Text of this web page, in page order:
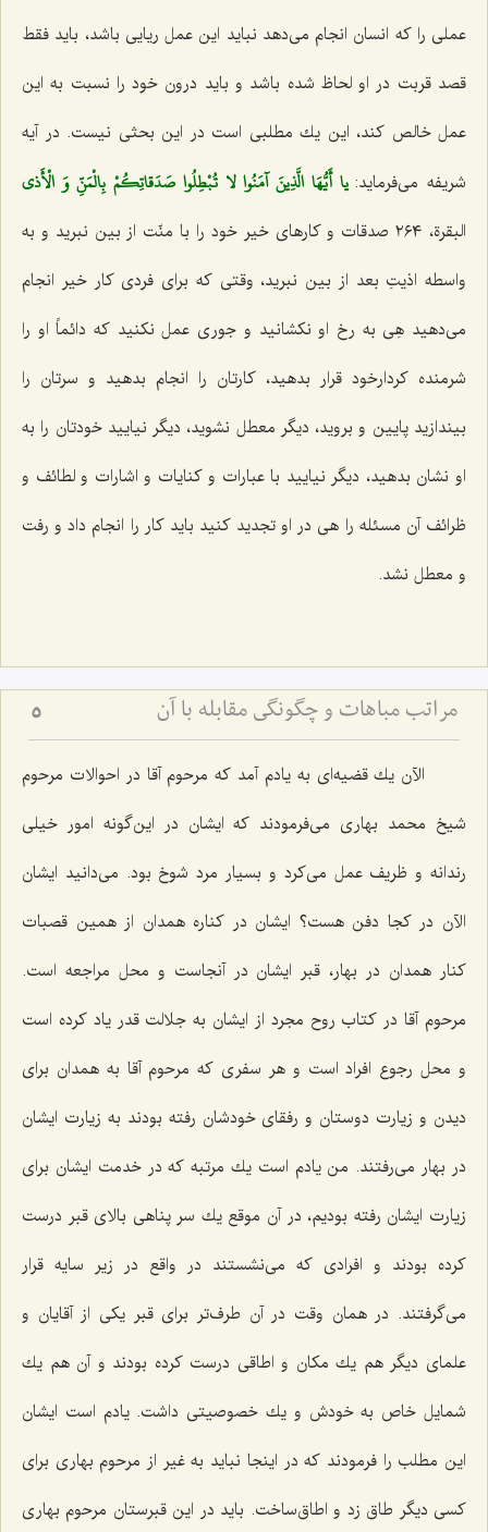
عملی را كه انسان انجام می‌دهد نباید این عمل ریایی باشد، باید فقط
قصد قربت در او لحاظ شده باشد و باید درون خود را نسبت به این
عمل خالص كند، این یك مطلبی است در این بحثی نیست. در آیه
شریفه می‌فرماید:يا أَيُّهَا الَّذِينَ آمَنُوا لا تُبْطِلُوا صَدَقاتِكُمْ بِالْمَنِّ وَ الْأَذى‌
البقرة، ٢٦٤ صدقات و كارهای خیر خود را با منّت از بین نبرید و به
واسطه اذیتِ بعد از بین نبرید، وقتی كه برای فردی كار خیر انجام
می‌دهید هِی به رخ او نكشانید و جوری عمل نكنید كه دائماً او را
شرمنده كردارخود قرار بدهید، كارتان را انجام بدهید و سرتان را
بیندازید پایین و بروید، دیگر معطل نشوید، دیگر نیایید خودتان را به
او نشان بدهید، دیگر نیایید با عبارات و كنایات و اشارات و لطائف و
ظرائف آن مسئله را هی در او تجدید كنید باید كار را انجام داد و رفت
و معطل نشد.
مراتب مباهات و چگونگى مقابله با آن‏ 5
الآن یك قضیه‌ای به یادم آمد كه مرحوم آقا در احوالات مرحوم
شیخ محمد بهاری می‌فرمودند كه ایشان در این‌گونه امور خیلی
رندانه و ظریف عمل می‌كرد و بسیار مرد شوخ بود. می‌دانید ایشان
الآن در كجا دفن هست؟ ایشان در كناره همدان از همین قصبات
كنار همدان در بهار، قبر ایشان در آنجاست و محل مراجعه است.
مرحوم آقا در كتاب روح مجرد از ایشان به جلالت قدر یاد كرده است
و محل رجوع افراد است و هر سفری كه مرحوم آقا به همدان برای
دیدن و زیارت دوستان و رفقای خودشان رفته بودند به زیارت ایشان
در بهار می‌رفتند. من یادم است یك مرتبه كه در خدمت ایشان برای
زیارت ایشان رفته بودیم، در آن موقع یك سر پناهی بالای قبر درست
كرده بودند و افرادی كه می‌نشستند در واقع در زیر سایه قرار
می‌گرفتند. در همان وقت در آن طرف‌تر برای قبر یكی از آقایان و
علمای دیگر هم یك مكان و اطاقی درست كرده بودند و آن هم یك
شمایل خاص به خودش و یك خصوصیتی داشت. یادم است ایشان
این مطلب را فرمودند كه در اینجا نباید به غیر از مرحوم بهاری برای
كسی دیگر طاق زد و اطاق‌ساخت. باید در این قبرستان مرحوم بهاری